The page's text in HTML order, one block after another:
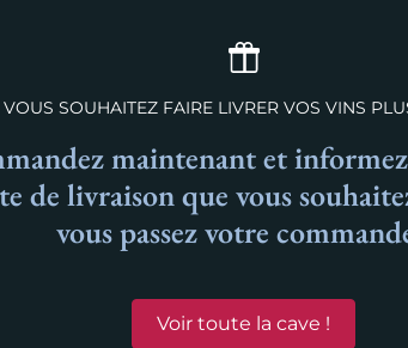
VOUS SOUHAITEZ FAIRE LIVRER VOS VINS
maintenant et
de livraison que vous
vous passez votre
Voir toute la cave !